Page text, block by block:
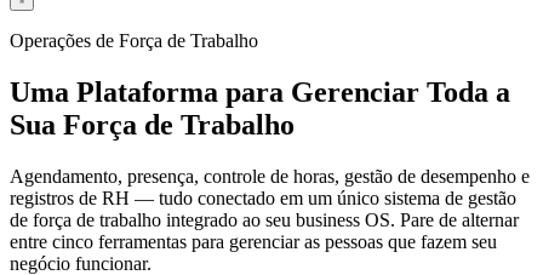
Operações de Força de Trabalho
Uma Plataforma para Gerenciar Toda a
Sua Força de Trabalho
Agendamento, presença, controle de horas, gestão de desempenho e
registros de RH — tudo conectado em um único sistema de gestão
de força de trabalho integrado ao seu business OS. Pare de alternar
entre cinco ferramentas para gerenciar as pessoas que fazem seu
negócio funcionar.